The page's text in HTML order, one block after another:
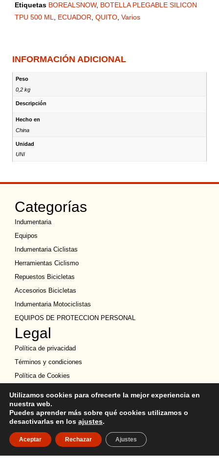
Etiquetas BOREALSNOW, BOTELLA PLEGABLE SILICON
TPU 500 ML
ECUADOR QUITO Varios
INFORMACIÓN ADICIONAL
Peso
0,2 kg
Descripción
Hecho en
China
Unidad
UNI
Categorías
Indumentaria
Equipos
Indumentaria Ciclistas
Herramientas Ciclismo
Repuestos Bicicletas
Accesorios Bicicletas
Indumentaria Motociclistas
EQUIPOS DE PROTECCION PERSONAL
Legal
Política de privacidad
Términos y condiciones
Política de Cookies
Descargo de Responsabilidad
Copyright
Ubicación
Quito y Guayaquil
Utilizamos cookies para ofrecerte la mejor experiencia en
nuestra web.
Puedes aprender más sobre qué cookies utilizamos o
desactivarlas en los ajustes.
Aceptar Rechazar Ajustes